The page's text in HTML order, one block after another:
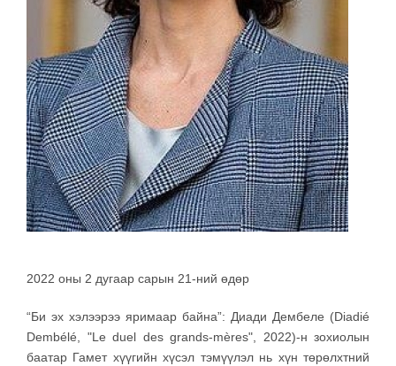
2022 оны 2 дугаар сарын 21-ний өдөр
“Би эх хэлээрээ яримаар байна”: Диади Дембеле (Diadié
Dembélé, "Le duel des grands-mères", 2022)-н зохиолын
баатар Гамет хүүгийн хүсэл тэмүүлэл нь хүн төрөлхтний